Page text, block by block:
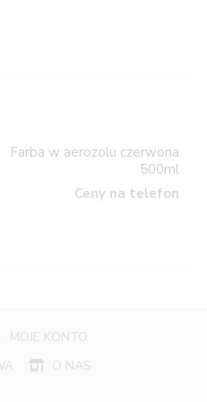
Farba w aerozolu czerwona
500ml
Ceny na telefon
MOJE KONTO
O NAS